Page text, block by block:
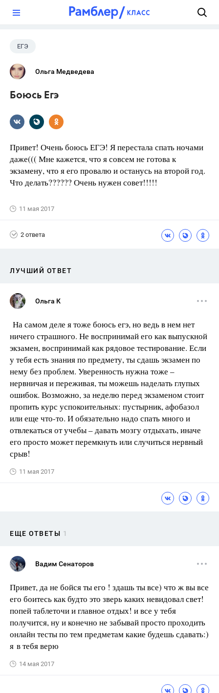
ЕГЭ
Ольга Медведева
Боюсь Егэ
Привет! Очень боюсь ЕГЭ! Я перестала спать ночами
даже((( Мне кажется, что я совсем не готова к
экзамену, что я его провалю и останусь на второй год.
Что делать?????? Очень нужен совет!!!!!
11 мая 2017
2 ответа
ЛУЧШИЙ ОТВЕТ
Ольга К
На самом деле я тоже боюсь егэ, но ведь в нем нет
ничего страшного. Не воспринимай его как выпускной
экзамен, воспринимай как рядовое тестирование. Если
у тебя есть знания по предмету, ты сдашь экзамен по
нему без проблем. Уверенность нужна тоже –
нервничая и переживая, ты можешь наделать глупых
ошибок. Возможно, за неделю перед экзаменом стоит
пропить курс успокоительных: пустырник, афобазол
или еще что-то. И обязательно надо спать много и
отвлекаться от учебы – давать мозгу отдыхать, иначе
его просто может перемкнуть или случиться нервный
срыв!
11 мая 2017
ЕЩЕ ОТВЕТЫ 1
Вадим Сенаторов
Привет, да не бойся ты его ! здашь ты все) что ж вы все
его боитесь как будто это зверь каких невидовал свет!
попей таблеточи и главное отдых! и все у тебя
получится, ну и конечно не забывай просто проходить
онлайн тесты по тем предметам какие будешь сдавать:)
я в тебя верю
14 мая 2017